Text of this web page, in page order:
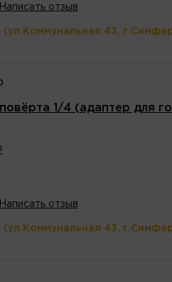
Написать отзыв
(ул.Коммунальная 43,
1/4 (адаптер для
Написать отзыв
(ул.Коммунальная 43,